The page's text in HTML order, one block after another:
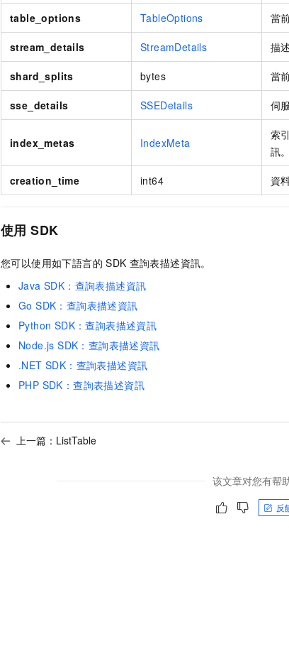
table_options TableOptions 當
stream_details StreamDetails 描
shard_splits bytes 當
sse_details SSEDetails 伺
index_metas IndexMeta
索
訊。
creation_time int64 資
使用 SDK
您可以使用如下語言的 SDK 查詢表描述資訊。
Java SDK：查詢表描述資訊
Go SDK：查詢表描述資訊
Python SDK：查詢表描述資訊
Node.js SDK：查詢表描述資訊
.NET SDK：查詢表描述資訊
PHP SDK：查詢表描述資訊
上一篇： ListTable
该文章对您有帮
反